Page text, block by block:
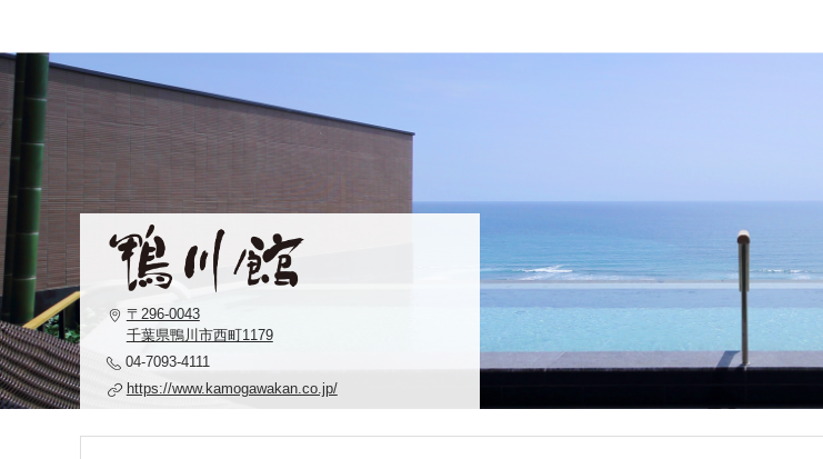
〒296-0043
千葉県鴨川市西町1179
04-7093-4111
https://www.kamogawakan.co.jp/